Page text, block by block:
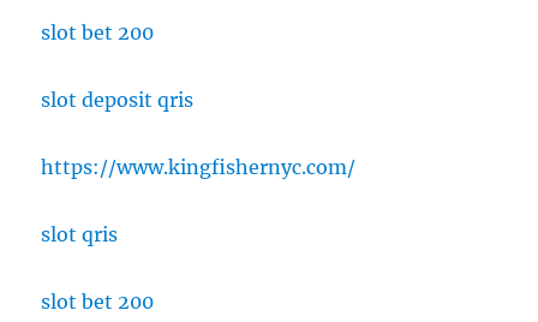
Gratis
slot bet 200
slot deposit qris
https://www.kingfishernyc.com/
slot qris
slot bet 200